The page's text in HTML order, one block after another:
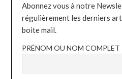
Abonnez vous à notre
régulièrement les derniers
boite mail.
PRÉNOM OU NOM COMPLET